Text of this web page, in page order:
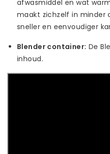
afwasmiddel en wat
maakt zichzelf in minder
sneller en eenvoudiger
Blender container: De
inhoud.